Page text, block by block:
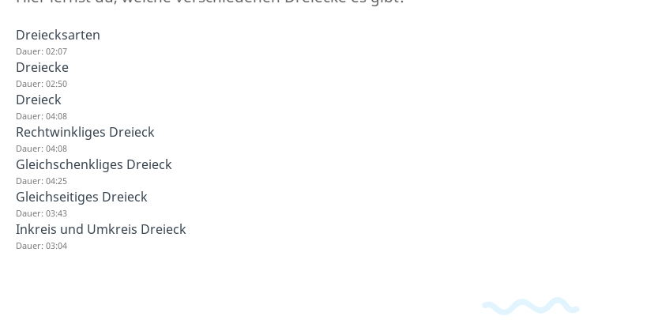
Dreiecksarten
Dauer: 02:07
Dreiecke
Dauer: 02:50
Dreieck
Dauer: 04:08
Rechtwinkliges Dreieck
Dauer: 04:08
Gleichschenkliges Dreieck
Dauer: 04:25
Gleichseitiges Dreieck
Dauer: 03:43
Inkreis und Umkreis Dreieck
Dauer: 03:04